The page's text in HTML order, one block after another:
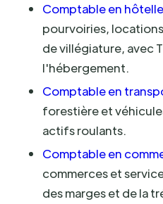
Comptable en
pourvoiries,
de villégiature, avec
l'hébergement.
Comptable en
forestière et
actifs roulants.
Comptable en
commerces et
des marges et de la